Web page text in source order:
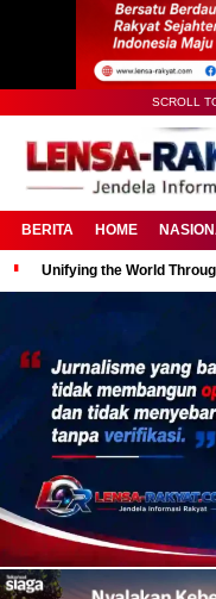
SCROLL
BERITA HOME
Unifying the World